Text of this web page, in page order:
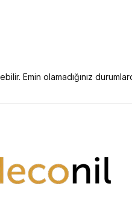
Emin olamadığınız